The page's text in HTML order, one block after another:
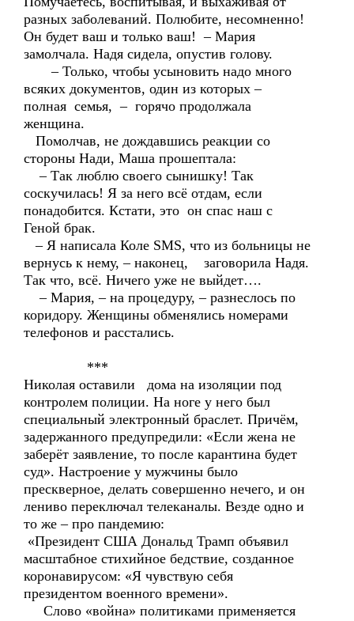
разных заболеваний. Полюбите, несомненно!
Он будет ваш и только ваш! – Мария
замолчала. Надя сидела, опустив голову.
– Только, чтобы усыновить надо много
всяких документов, один из которых –
полная семья, – горячо продолжала
женщина.
Помолчав, не дождавшись реакции со
стороны Нади, Маша прошептала:
– Так люблю своего сынишку! Так
соскучилась! Я за него всё отдам, если
понадобится. Кстати, это он спас наш с
Геной брак.
– Я написала Коле SMS, что из больницы не
вернусь к нему, – наконец, заговорила Надя.
Так что, всё. Ничего уже не выйдет….
– Мария, – на процедуру, – разнеслось по
коридору. Женщины обменялись номерами
телефонов и расстались.
***
Николая оставили дома на изоляции под
контролем полиции. На ноге у него был
специальный электронный браслет. Причём,
задержанного предупредили: «Если жена не
заберёт заявление, то после карантина будет
суд». Настроение у мужчины было
прескверное, делать совершенно нечего, и он
лениво переключал телеканалы. Везде одно и
то же – про пандемию:
«Президент США Дональд Трамп объявил
масштабное стихийное бедствие, созданное
коронавирусом: «Я чувствую себя
президентом военного времени».
Слово «война» политиками применяется